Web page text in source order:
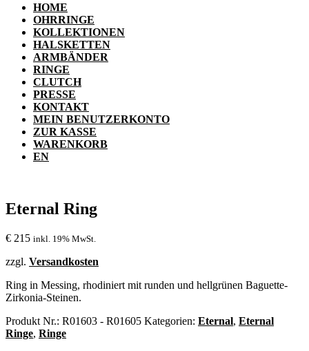
HOME
OHRRINGE
KOLLEKTIONEN
HALSKETTEN
ARMBÄNDER
RINGE
CLUTCH
PRESSE
KONTAKT
MEIN BENUTZERKONTO
ZUR KASSE
WARENKORB
EN
Eternal Ring
€ 215 inkl. 19% MwSt.
zzgl. Versandkosten
Ring in Messing, rhodiniert mit runden und hellgrünen Baguette-
Zirkonia-Steinen.
Produkt Nr.: R01603 - R01605 Kategorien: Eternal, Eternal
Ringe, Ringe